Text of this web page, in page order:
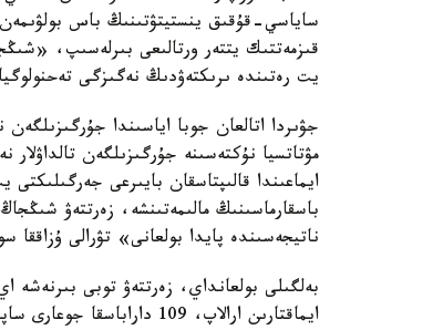
ساياسي-قۇقىق ينستيتۋتىنىڭ باس
قىزمەتتىك يتتەر ورتالىعى بىرلەسىپ،
يت رەتىندە ىرىكتەۋدىڭ نەگىزگى
جۋىردا اتالعان جوبا اياسىندا
مۋتاتسيا نۇكتەسىنە جۇرگىزىلگەن
ايماعىندا قالىپتاسقان بايىرعى
باسقارماسىنىڭ مالىمەتىنشە، زەرتتەۋ
ناتيجەسىندە پايدا بولعانى» تۋرالى ۇزاققا
بەلگىلى بولعانداي، زەرتتەۋ توبى